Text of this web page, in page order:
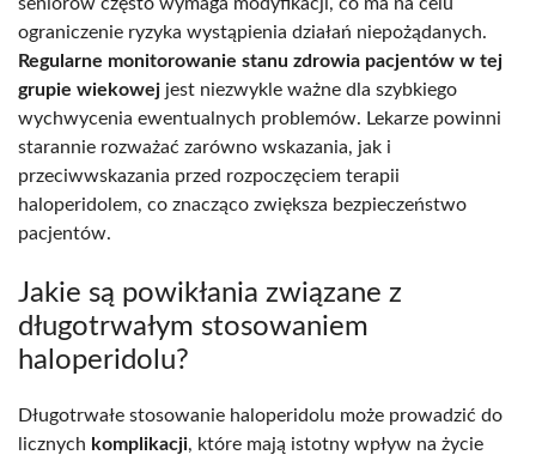
ograniczenie ryzyka wystąpienia działań niepożądanych.
Regularne monitorowanie stanu zdrowia pacjentów w tej
grupie wiekowej jest niezwykle ważne dla szybkiego
wychwycenia ewentualnych problemów. Lekarze powinni
starannie rozważać zarówno wskazania, jak i
przeciwwskazania przed rozpoczęciem terapii
haloperidolem, co znacząco zwiększa bezpieczeństwo
pacjentów.
Jakie są powikłania związane z
długotrwałym stosowaniem
haloperidolu?
Długotrwałe stosowanie haloperidolu może prowadzić do
licznych komplikacji, które mają istotny wpływ na życie